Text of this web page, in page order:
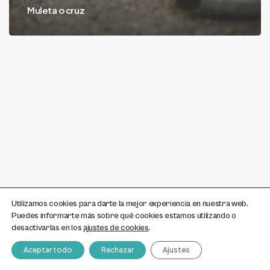
Muleta o cruz
Utilizamos cookies para darte la mejor experiencia en nuestra web.
Puedes informarte más sobre qué cookies estamos utilizando o
desactivarlas en losajustes de cookies.
Aceptar todo Rechazar Ajustes